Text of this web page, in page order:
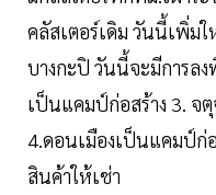
คลัสเตอร์เดิม วันนี้เพิ่ม
บางกะปิ วันนี้จะมีการล
เป็นแคมป์ก่อสร้าง 3. จ
4.ดอนเมืองเป็นแคมป์ก่
สินค้าให้เช่า